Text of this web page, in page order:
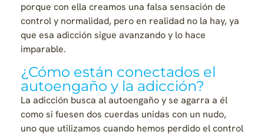
porque con ella creamos una falsa sensación de
control y normalidad, pero en realidad no la hay, ya
que esa adicción sigue avanzando y lo hace
imparable.
¿Cómo están conectados el
autoengaño y la adicción?
La adicción busca al autoengaño y se agarra a él
como si fuesen dos cuerdas unidas con un nudo,
uno que utilizamos cuando hemos perdido el control